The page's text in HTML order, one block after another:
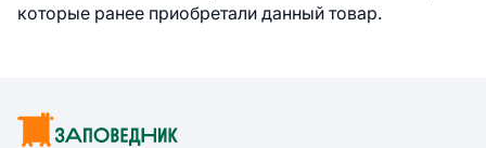
которые ранее приобретали данный товар.